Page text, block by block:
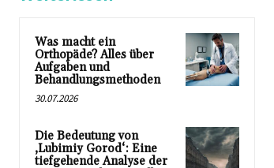
Was macht ein
Orthopäde? Alles über
Aufgaben und
Behandlungsmethoden
30.07.2026
Die Bedeutung von
‚Lubimiy Gorod‘: Eine
tiefgehende Analyse der